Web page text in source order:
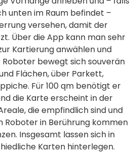
unten im Raum befindet –
versehen, damit der
Über die App kann man sehr
Kartierung anwählen und
Roboter bewegt sich souverän
Flächen, über Parkett,
Für 100 qm benötigt er
die Karte erscheint in der
die empfindlich sind und
Roboter in Berührung kommen
Insgesamt lassen sich in
Karten hinterlegen.